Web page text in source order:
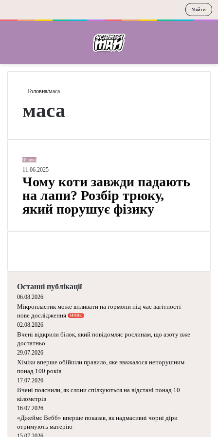
Головна/маса
маса
Ч
о
м
к
о
и
ж
и
п
а
д
а
ю
т
ь
н
а
п
и
Фізика
11.06.2025
Чому коти завжди
падають на лапи?
Розбір трюку, який
Останні публікації
06.08.2026
Мікропластик може впливати на гормони під
02.08.2026
Вчені відкрили білок, який повідомляє
29.07.2026
Хіміки вперше обійшли правило, яке
17.07.2026
Вчені пояснили, як слони спілкуються на
16.07.2026
«Джеймс Вебб» вперше показав, як надмасивні
Увійти